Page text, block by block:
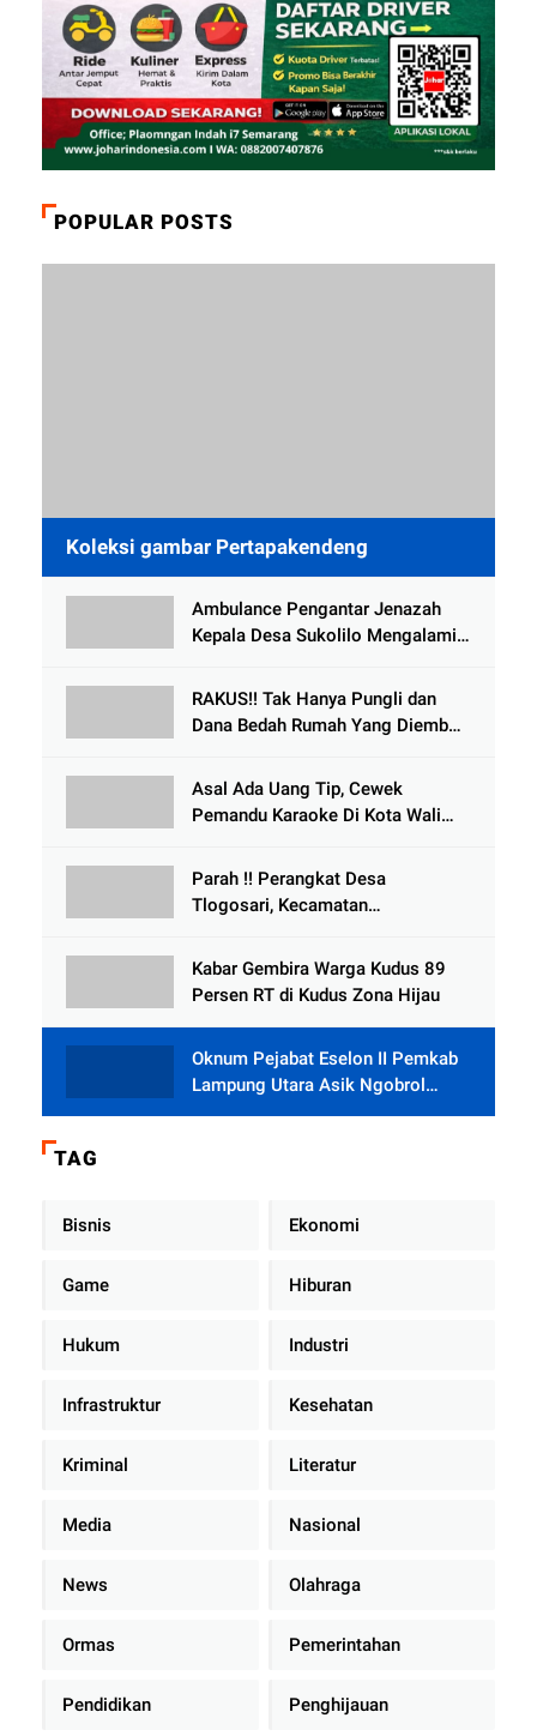
POPULAR POSTS
Koleksi gambar Pertapakendeng
Ambulance Pengantar Jenazah
Kepala Desa Sukolilo Mengalami
Meninggal Dunia
RAKUS!! Tak Hanya Pungli dan
Dana Bedah Rumah Yang Diembat,
Tlogowungu, di Duga
Selewengkan Bantuan Mushola
Asal Ada Uang Tip, Cewek
Pemandu Karaoke Di Kota Wali
Parah !! Perangkat Desa
Tlogosari, Kecamatan
Rumah dari BAZNAS
Kabar Gembira Warga Kudus 89
Persen RT di Kudus Zona Hijau
Oknum Pejabat Eselon II Pemkab
Lampung Utara Asik Ngobrol
Dengan Teman Kencan Wanitanya
TAG
Bisnis Ekonomi
Game Hiburan
Hukum Industri
Infrastruktur Kesehatan
Kriminal Literatur
Media Nasional
News Olahraga
Ormas Pemerintahan
Pendidikan Penghijauan